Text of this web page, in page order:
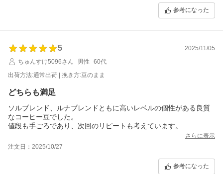
参考になった
5
2025/11/05
ちゅんすけ5096さん
男性
60代
出荷方法:通常出荷 | 挽き方:豆のまま
どちらも満足
ソルブレンド、ルナブレンドともに高いレベルの個性がある良質
なコーヒー豆でした。
値段も手ごろであり、次回のリピートも考えています。
さらに表示
注文日：2025/10/27
参考になった